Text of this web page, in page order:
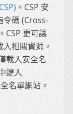
。CSP 安
令碼 (Cross-
CSP 更可讓
相關資源。
載入安全名
鍵入
名單網站。